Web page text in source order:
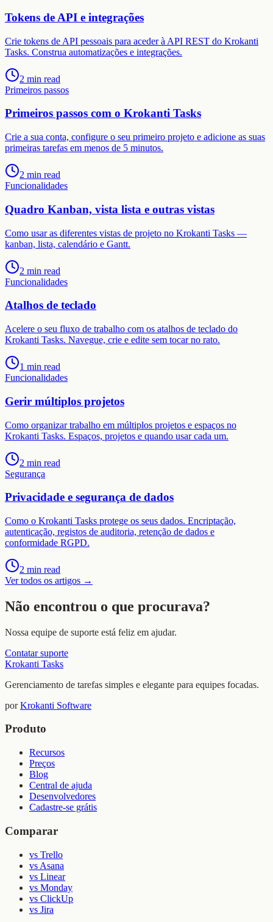
Tokens de API e integrações
Crie tokens de API pessoais para aceder à API REST do Krokanti
Tasks. Construa automatizações e integrações.
2 min read
Primeiros passos
Primeiros passos com o Krokanti Tasks
Crie a sua conta, configure o seu primeiro projeto e adicione as suas
primeiras tarefas em menos de 5 minutos.
2 min read
Funcionalidades
Quadro Kanban, vista lista e outras vistas
Como usar as diferentes vistas de projeto no Krokanti Tasks —
kanban, lista, calendário e Gantt.
2 min read
Funcionalidades
Atalhos de teclado
Acelere o seu fluxo de trabalho com os atalhos de teclado do
Krokanti Tasks. Navegue, crie e edite sem tocar no rato.
1 min read
Funcionalidades
Gerir múltiplos projetos
Como organizar trabalho em múltiplos projetos e espaços no
Krokanti Tasks. Espaços, projetos e quando usar cada um.
2 min read
Segurança
Privacidade e segurança de dados
Como o Krokanti Tasks protege os seus dados. Encriptação,
autenticação, registos de auditoria, retenção de dados e
conformidade RGPD.
2 min read
Ver todos os artigos →
Não encontrou o que procurava?
Nossa equipe de suporte está feliz em ajudar.
Contatar suporte
Krokanti Tasks
Gerenciamento de tarefas simples e elegante para equipes focadas.
por Krokanti Software
Produto
Recursos
Preços
Blog
Central de ajuda
Desenvolvedores
Cadastre-se grátis
Comparar
vs Trello
vs Asana
vs Linear
vs Monday
vs ClickUp
vs Jira